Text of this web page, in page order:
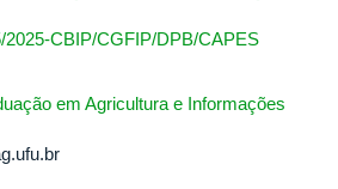
2025-CBIP/CGFIP/DPB/CAPES
em Agricultura e Informações